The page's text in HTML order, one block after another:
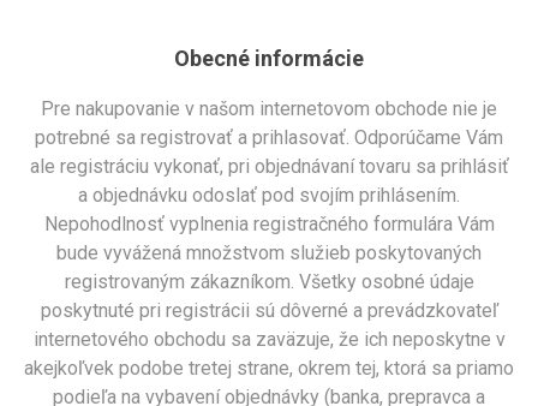
Obecné informácie
Pre nakupovanie v našom internetovom obchode nie je
potrebné sa registrovať a prihlasovať. Odporúčame Vám
ale registráciu vykonať, pri objednávaní tovaru sa prihlásiť
a objednávku odoslať pod svojím prihlásením.
Nepohodlnosť vyplnenia registračného formulára Vám
bude vyvážená množstvom služieb poskytovaných
registrovaným zákazníkom. Všetky osobné údaje
poskytnuté pri registrácii sú dôverné a prevádzkovateľ
internetového obchodu sa zaväzuje, že ich neposkytne v
akejkoľvek podobe tretej strane, okrem tej, ktorá sa priamo
podieľa na vybavení objednávky (banka, prepravca a